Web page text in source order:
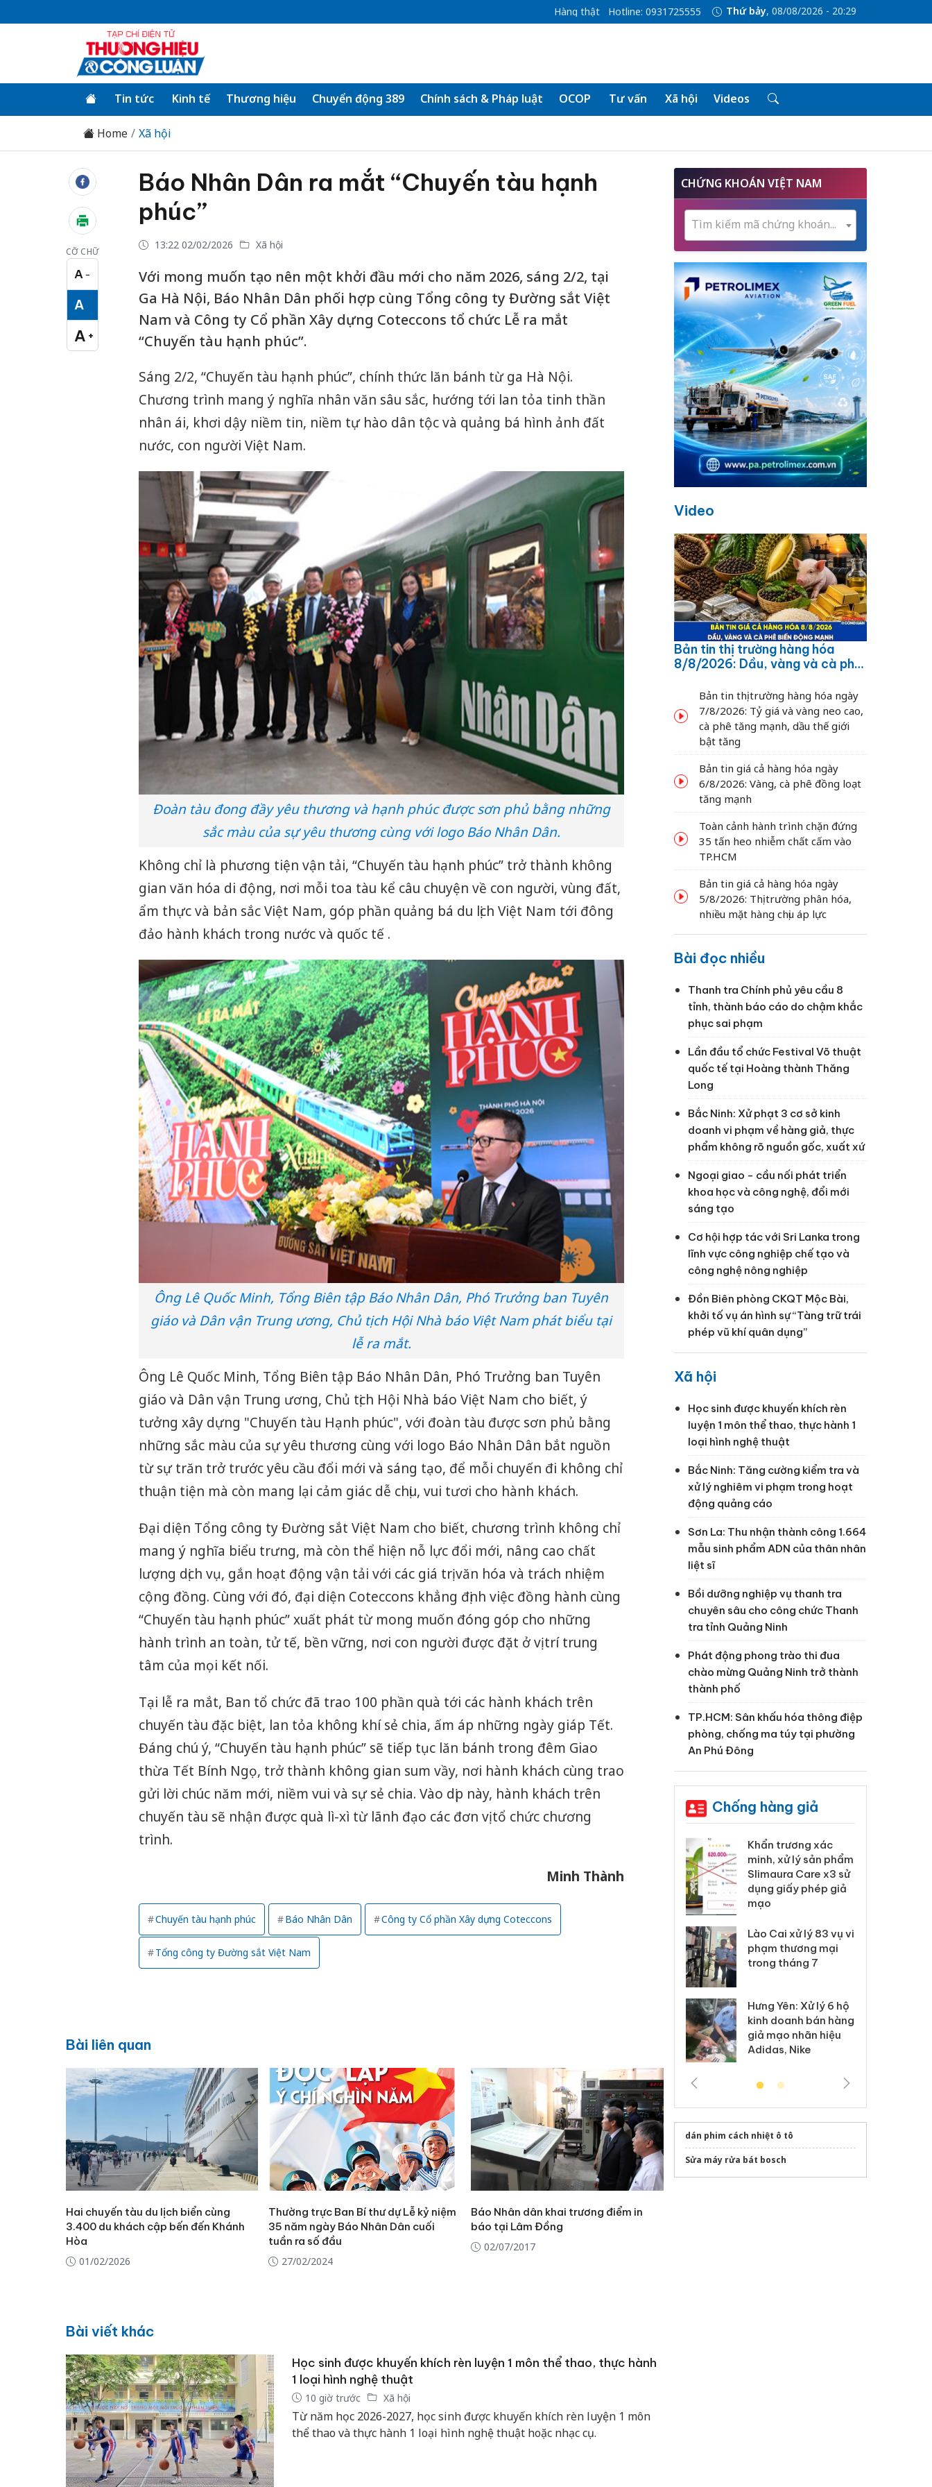
Hàng thật Hotline: 0931725555 Thứ bảy, 08/08/2026 - 20:29
Tin tức Kinh tế Thương hiệu Chuyển động 389 Chính sách & Pháp luật OCOP Tư vấn Xã hội Videos
Home Xã hội
CỠ CHỮ
A −
Cỡ chữ nhỏ
A
Cỡ chữ vừa
A +
Cỡ chữ lớn
Báo Nhân Dân ra mắt “Chuyến tàu hạnh
phúc”
13:22 02/02/2026 Xã hội
Với mong muốn tạo nên một khởi đầu mới cho năm 2026, sáng 2/2, tại
Ga Hà Nội, Báo Nhân Dân phối hợp cùng Tổng công ty Đường sắt Việt
Nam và Công ty Cổ phần Xây dựng Coteccons tổ chức Lễ ra mắt
“Chuyến tàu hạnh phúc”.
Sáng 2/2, “Chuyến tàu hạnh phúc”, chính thức lăn bánh từ ga Hà Nội.
Chương trình mang ý nghĩa nhân văn sâu sắc, hướng tới lan tỏa tinh thần
nhân ái, khơi dậy niềm tin, niềm tự hào dân tộc và quảng bá hình ảnh đất
nước, con người Việt Nam.
Đoàn tàu đong đầy yêu thương và hạnh phúc được sơn phủ bằng những
sắc màu của sự yêu thương cùng với logo Báo Nhân Dân.
Không chỉ là phương tiện vận tải, “Chuyến tàu hạnh phúc” trở thành không
gian văn hóa di động, nơi mỗi toa tàu kể câu chuyện về con người, vùng đất,
ẩm thực và bản sắc Việt Nam, góp phần quảng bá du lịch Việt Nam tới đông
đảo hành khách trong nước và quốc tế .
Ông Lê Quốc Minh, Tổng Biên tập Báo Nhân Dân, Phó Trưởng ban Tuyên
giáo và Dân vận Trung ương, Chủ tịch Hội Nhà báo Việt Nam phát biểu tại
lễ ra mắt.
Ông Lê Quốc Minh, Tổng Biên tập Báo Nhân Dân, Phó Trưởng ban Tuyên
giáo và Dân vận Trung ương, Chủ tịch Hội Nhà báo Việt Nam cho biết, ý
tưởng xây dựng "Chuyến tàu Hạnh phúc", với đoàn tàu được sơn phủ bằng
những sắc màu của sự yêu thương cùng với logo Báo Nhân Dân bắt nguồn
từ sự trăn trở trước yêu cầu đổi mới và sáng tạo, để mỗi chuyến đi không chỉ
thuận tiện mà còn mang lại cảm giác dễ chịu, vui tươi cho hành khách.
Đại diện Tổng công ty Đường sắt Việt Nam cho biết, chương trình không chỉ
mang ý nghĩa biểu trưng, mà còn thể hiện nỗ lực đổi mới, nâng cao chất
lượng dịch vụ, gắn hoạt động vận tải với các giá trị văn hóa và trách nhiệm
cộng đồng. Cùng với đó, đại diện Coteccons khẳng định việc đồng hành cùng
“Chuyến tàu hạnh phúc” xuất phát từ mong muốn đóng góp cho những
hành trình an toàn, tử tế, bền vững, nơi con người được đặt ở vị trí trung
tâm của mọi kết nối.
Tại lễ ra mắt, Ban tổ chức đã trao 100 phần quà tới các hành khách trên
chuyến tàu đặc biệt, lan tỏa không khí sẻ chia, ấm áp những ngày giáp Tết.
Đáng chú ý, “Chuyến tàu hạnh phúc” sẽ tiếp tục lăn bánh trong đêm Giao
thừa Tết Bính Ngọ, trở thành không gian sum vầy, nơi hành khách cùng trao
gửi lời chúc năm mới, niềm vui và sự sẻ chia. Vào dịp này, hành khách trên
chuyến tàu sẽ nhận được quà lì-xì từ lãnh đạo các đơn vị tổ chức chương
trình.
Minh Thành
Chuyến tàu hạnh phúc Báo Nhân Dân Công ty Cổ phần Xây dựng Coteccons
Tổng công ty Đường sắt Việt Nam
Bài liên quan
Hai chuyến tàu du lịch biển cùng
3.400 du khách cập bến đến Khánh
Hòa
01/02/2026
Thường trực Ban Bí thư dự Lễ kỷ niệm
35 năm ngày Báo Nhân Dân cuối
tuần ra số đầu
27/02/2024
Báo Nhân dân khai trương điểm in
báo tại Lâm Đồng
02/07/2017
Bài viết khác
Học sinh được khuyến khích rèn luyện 1 môn thể thao, thực hành
1 loại hình nghệ thuật
10 giờ trước Xã hội
Từ năm học 2026-2027, học sinh được khuyến khích rèn luyện 1 môn
thể thao và thực hành 1 loại hình nghệ thuật hoặc nhạc cụ.
CHỨNG KHOÁN VIỆT NAM
Tìm kiếm mã chứng khoán...
Video
Bản tin thị trường hàng hóa
8/8/2026: Dầu, vàng và cà phê
Bản tin thị trường hàng hóa ngày
7/8/2026: Tỷ giá và vàng neo cao,
cà phê tăng mạnh, dầu thế giới
bật tăng
Bản tin giá cả hàng hóa ngày
6/8/2026: Vàng, cà phê đồng loạt
tăng mạnh
Toàn cảnh hành trình chặn đứng
35 tấn heo nhiễm chất cấm vào
TP.HCM
Bản tin giá cả hàng hóa ngày
5/8/2026: Thị trường phân hóa,
nhiều mặt hàng chịu áp lực
Bài đọc nhiều
Thanh tra Chính phủ yêu cầu 8
tỉnh, thành báo cáo do chậm khắc
phục sai phạm
Lần đầu tổ chức Festival Võ thuật
quốc tế tại Hoàng thành Thăng
Long
Bắc Ninh: Xử phạt 3 cơ sở kinh
doanh vi phạm về hàng giả, thực
phẩm không rõ nguồn gốc, xuất xứ
Ngoại giao - cầu nối phát triển
khoa học và công nghệ, đổi mới
sáng tạo
Cơ hội hợp tác với Sri Lanka trong
lĩnh vực công nghiệp chế tạo và
công nghệ nông nghiệp
Đồn Biên phòng CKQT Mộc Bài,
khởi tố vụ án hình sự “Tàng trữ trái
phép vũ khí quân dụng”
Xã hội
Học sinh được khuyến khích rèn
luyện 1 môn thể thao, thực hành 1
loại hình nghệ thuật
Bắc Ninh: Tăng cường kiểm tra và
xử lý nghiêm vi phạm trong hoạt
động quảng cáo
Sơn La: Thu nhận thành công 1.664
mẫu sinh phẩm ADN của thân nhân
liệt sĩ
Bồi dưỡng nghiệp vụ thanh tra
chuyên sâu cho công chức Thanh
tra tỉnh Quảng Ninh
Phát động phong trào thi đua
chào mừng Quảng Ninh trở thành
thành phố
TP.HCM: Sân khấu hóa thông điệp
phòng, chống ma túy tại phường
An Phú Đông
Chống hàng giả
sản phẩm nhập lậu,
Khẩn trương xác
minh, xử lý sản phẩm
Slimaura Care x3 sử
dụng giấy phép giả
mạo
Lào Cai xử lý 83 vụ vi
phạm thương mại
trong tháng 7
Hưng Yên: Xử lý 6 hộ
kinh doanh bán hàng
giả mạo nhãn hiệu
Adidas, Nike
dán phim cách nhiệt ô tô
Sửa máy rửa bát bosch